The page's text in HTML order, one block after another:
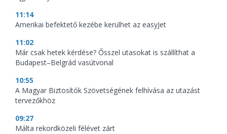
11:14
Amerikai befektető kezébe kerülhet az easyJet
11:02
Már csak hetek kérdése? Ősszel utasokat is szállíthat a
Budapest–Belgrád vasútvonal
10:55
A Magyar Biztosítók Szövetségének felhívása az utazást
tervezőkhöz
09:27
Málta rekordközeli félévet zárt